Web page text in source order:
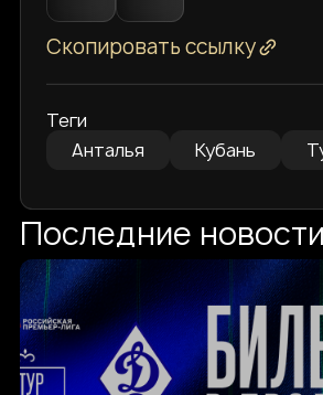
Скопировать ссылку
Теги
Анталья
Кубань
Последние новости